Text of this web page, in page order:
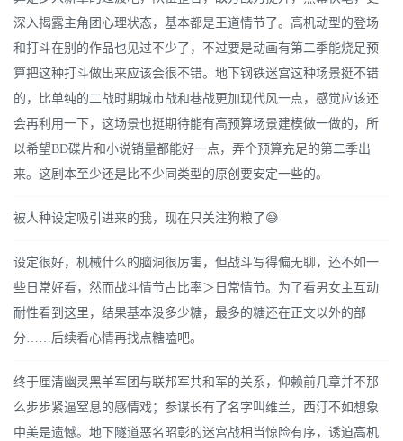
深入揭露主角团心理状态，基本都是王道情节了。高机动型的登场
和打斗在别的作品也见过不少了，不过要是动画有第二季能烧足预
算把这种打斗做出来应该会很不错。地下钢铁迷宫这种场景挺不错
的，比单纯的二战时期城市战和巷战更加现代风一点，感觉应该还
会再利用一下，这场景也挺期待能有高预算场景建模做一做的，所
以希望BD碟片和小说销量都能好一点，弄个预算充足的第二季出
来。这剧本至少还是比不少同类型的原创要安定一些的。
被人种设定吸引进来的我，现在只关注狗粮了😅
设定很好，机械什么的脑洞很厉害，但战斗写得偏无聊，还不如一
些日常好看，然而战斗情节占比率＞日常情节。为了看男女主互动
耐性看到这里，结果基本没多少糖，最多的糖还在正文以外的部
分……后续看心情再找点糖嗑吧。
终于厘清幽灵黑羊军团与联邦军共和军的关系，仰赖前几章并不那
么步步紧逼窒息的感情戏；参谋长有了名字叫维兰，西汀不如想象
中美是遗憾。地下隧道恶名昭彰的迷宫战相当惊险有序，诱迫高机